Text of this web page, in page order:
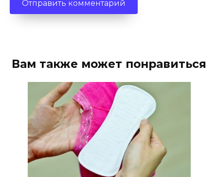
Вам также может понравиться